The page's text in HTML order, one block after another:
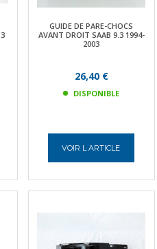
GUIDE DE PARE-CHOCS
AVANT DROIT SAAB 9.3 1994-
2003
26,40 €
DISPONIBLE
VOIR L ARTICLE